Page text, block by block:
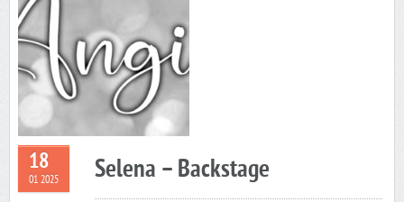
18
01 2025 Selena – Backstage